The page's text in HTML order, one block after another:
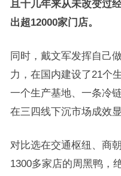
且十几年来从未改变过
出超12000家门店。
同时，戴文军发挥自己
力，在国内建设了21个
一个生产基地、一条冷
在三四线下沉市场成效显
对比选在交通枢纽、商
1300多家店的周黑鸭，